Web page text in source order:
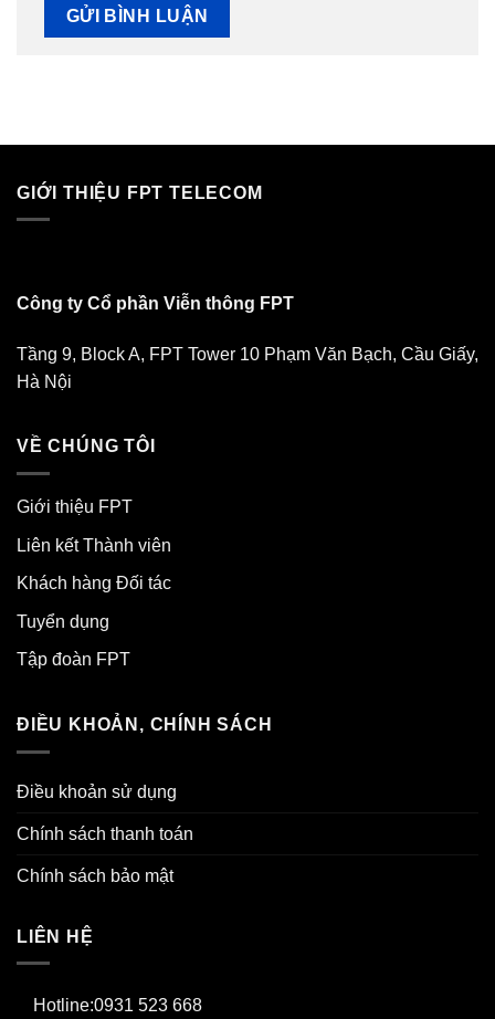
GIỚI THIỆU FPT TELECOM
Công ty Cổ phần Viễn thông FPT
Tầng 9, Block A, FPT Tower 10 Phạm Văn Bạch, Cầu Giấy,
Hà Nội
VỀ CHÚNG TÔI
Giới thiệu FPT
Liên kết Thành viên
Khách hàng Đối tác
Tuyển dụng
Tập đoàn FPT
ĐIỀU KHOẢN, CHÍNH SÁCH
Điều khoản sử dụng
Chính sách thanh toán
Chính sách bảo mật
LIÊN HỆ
Hotline:0931 523 668